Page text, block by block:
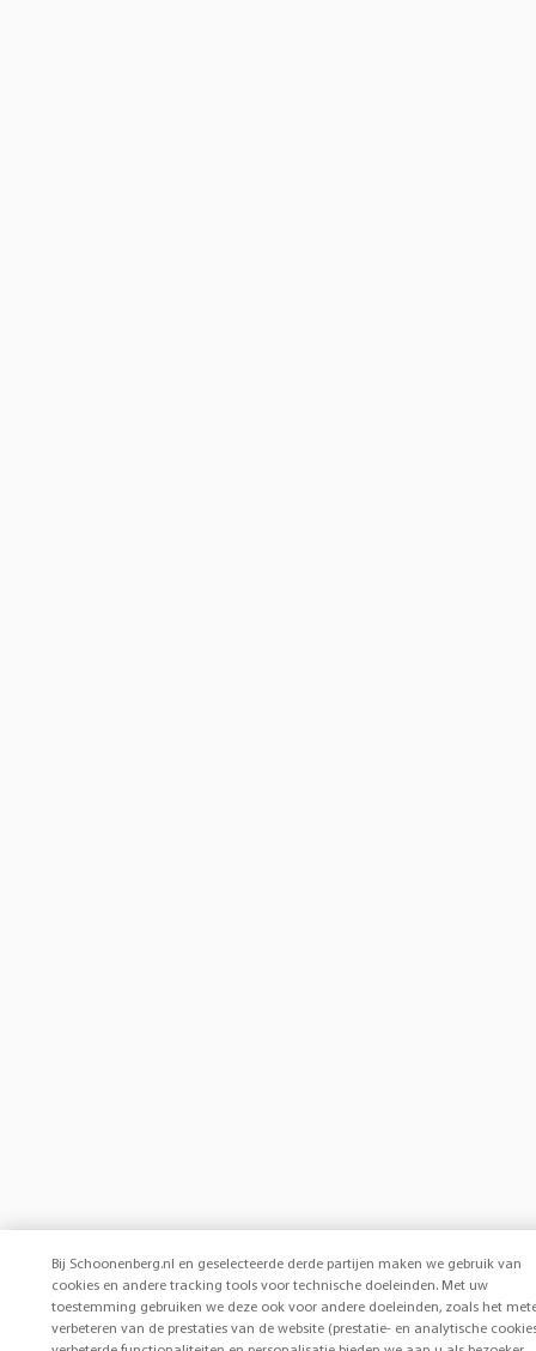
Bij Schoonenberg.nl en geselecteerde derde partijen maken we gebruik van
cookies en andere tracking tools voor technische doeleinden. Met uw
toestemming gebruiken we deze ook voor andere doeleinden, zoals het
verbeteren van de prestaties van de website (prestatie- en analytische